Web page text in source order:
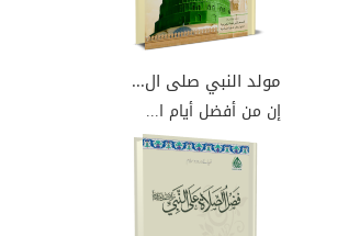
حلم النبي وعدله ﷺ...
00:03:01
00:03:45
مولد النبي صلى ال...
إن من أفضل أيام ا...